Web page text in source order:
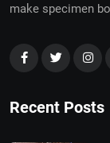
make specimen
Recent Posts